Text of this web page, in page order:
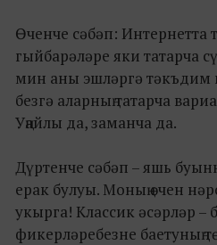
Өченче сәбәп: Интернетта
гыйбарәләре яки татарча
мин аны эшләргә
безгә аларның татарча
Уңайлы да, заманча да.
Дүртенче сәбәп – яшь
ерак булуы. Моның өчен
укырга! Классик әсәрләр –
фикерләребезне баетуның